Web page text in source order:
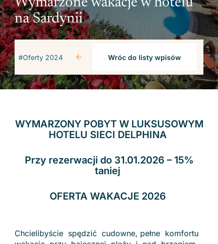
Wymarzone wakacje w hotelu
na Sardynii
#Oferty 2024 Wróc do listy wpisów
WYMARZONY POBYT W LUKSUSOWYM
HOTELU SIECI DELPHINA
Przy rezerwacji do 31.01.2026 – 15%
taniej
OFERTA WAKACJE 2026
Chcielibyście spędzić cudowne, pełne komfortu